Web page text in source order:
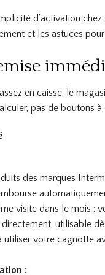
d’activation
et les astuces
en caisse, le
pas de boutons
des marques
visite dans le mois :
directement, utilisable
utiliser votre cagnotte
: